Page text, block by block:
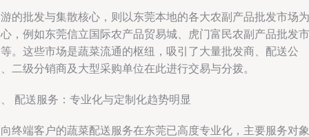
的批发与集散核心，则以东莞本地的各大农副产品批发市场为
，例如东莞信立国际农产品贸易城、虎门富民农副产品批发市
。这些市场是蔬菜流通的枢纽，吸引了大量批发商、配送公
二级分销商及大型采购单位在此进行交易与分拨。
配送服务：专业化与定制化趋势明显
终端客户的蔬菜配送服务在东莞已高度专业化，主要服务对象